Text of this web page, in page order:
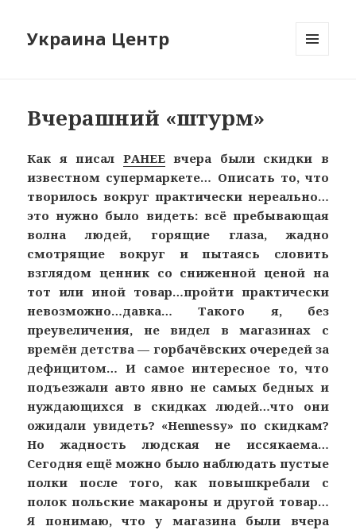
Украина Центр
Вчерашний «штурм»
Как я писал РАНЕЕвчера были скидки в
известном супермаркете… Описать то, что
творилось вокруг практически нереально…
это нужно было видеть: всё пребывающая
волна людей, горящие глаза, жадно
смотрящие вокруг и пытаясь словить
взглядом ценник со сниженной ценой на
тот или иной товар…пройти практически
невозможно…давка… Такого я, без
преувеличения, не видел в магазинах с
времён детства — горбачёвских очередей за
дефицитом… И самое интересное то, что
подъезжали авто явно не самых бедных и
нуждающихся в скидках людей…что они
ожидали увидеть? «Hennessy» по скидкам?
Но жадность людская не иссякаема…
Сегодня ещё можно было наблюдать пустые
полки после того, как повышкребали с
полок польские макароны и другой товар…
Я понимаю, что у магазина были вчера